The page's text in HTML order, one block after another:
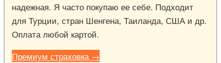
надежная. Я часто покупаю ее себе. Подходит
для Турции, стран Шенгена, Таиланда, США и др.
Оплата любой картой.
Премиум страховка →